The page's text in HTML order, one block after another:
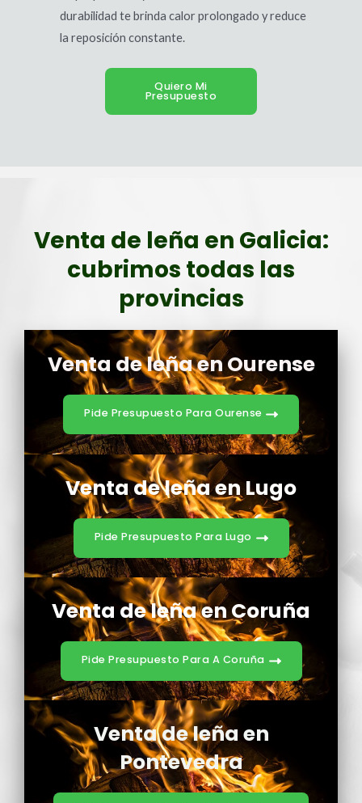
durabilidad te brinda calor prolongado y reduce
la reposición constante.
Quiero Mi
Presupuesto
Venta de leña en Galicia:
cubrimos todas las
provincias
Venta de leña en Ourense
Pide Presupuesto Para Ourense
Venta de leña en Lugo
Pide Presupuesto Para Lugo
Venta de leña en Coruña
Pide Presupuesto Para A Coruña
Venta de leña en
Pontevedra